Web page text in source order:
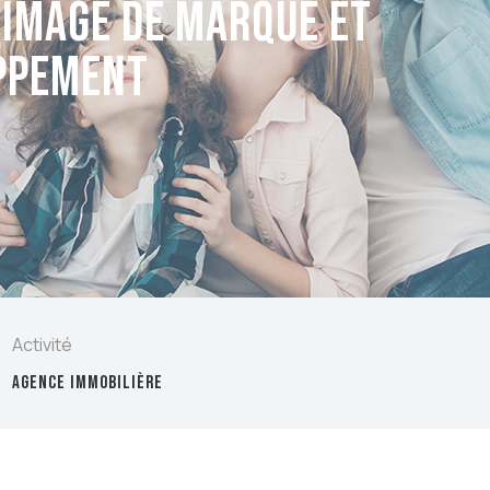
de marque et
Activité
AGENCE IMMOBILIÈRE